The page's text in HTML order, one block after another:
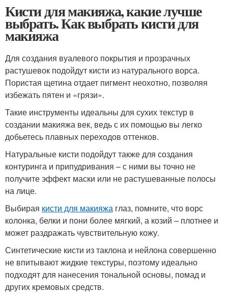
Кисти для макияжа, какие лучше
выбрать. Как выбрать кисти для
макияжа
Для создания вуалевого покрытия и прозрачных
растушевок подойдут кисти из натурального ворса.
Пористая щетина отдает пигмент неохотно, позволяя
избежать пятен и «грязи».
Такие инструменты идеальны для сухих текстур в
создании макияжа век, ведь с их помощью вы легко
добьетесь плавных переходов оттенков.
Натуральные кисти подойдут также для создания
контуринга и припудривания – с ними вы точно не
получите эффект маски или не растушеванные полосы
на лице.
Выбирая кисти для макияжа глаз, помните, что ворс
колонка, белки и пони более мягкий, а козий – плотнее и
может раздражать чувствительную кожу.
Синтетические кисти из таклона и нейлона совершенно
не впитывают жидкие текстуры, поэтому идеально
подходят для нанесения тональной основы, помад и
других кремовых средств.